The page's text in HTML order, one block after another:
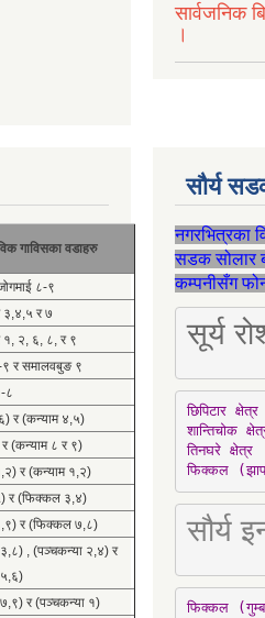
सार्वजनिक
।
गाविसका वडाहरु
८-९
३,४,५ र ७
१, २, ६, ८, र ९
र समालवबुङ ९
८
र (कन्याम ४,५)
(कन्याम ८ र ९)
र (कन्याम १,२)
र (फिक्कल ३,४)
र (फिक्कल ७,८)
, (पञ्चकन्या २,४) र
र (पञ्चकन्या १)
सौर्य
नगरभित्रका
सडक सोलार
कम्पनीसँग
सूर्य
छिपिटार क्षेत्र
शान्तिचोक
तिनघरे क्षेत्र
फिक्कल
सौर्य
फिक्कल